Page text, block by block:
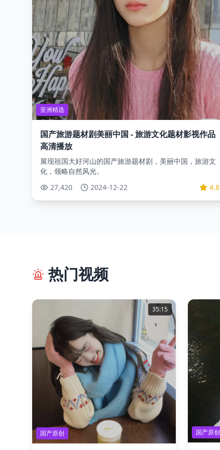
亚洲精选
国产旅游题材剧美丽中国 - 旅游文化题材影视作品
高清播放
展现祖国大好河山的国产旅游题材剧，美丽中国，旅游文
化，领略自然风光。
27,420
2024-12-22 4.8
热门视频
35:15
国产原创 国产原创